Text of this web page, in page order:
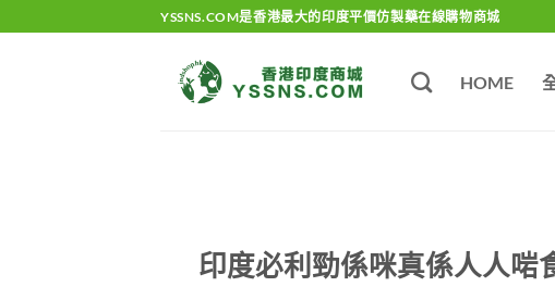
to
YSSNS.COM是香港最大的印度平價仿製藥在線購物商城
HOME
印度必利勁係咪真係人人啱